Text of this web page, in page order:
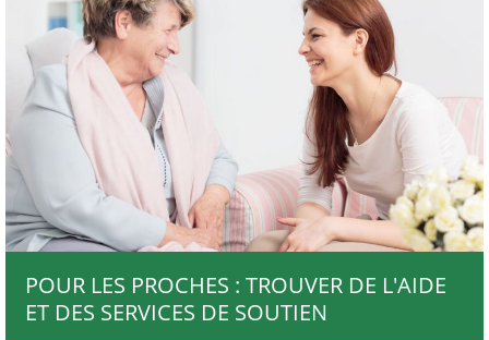
POUR LES PROCHES : TROUVER DE L'AIDE
ET DES SERVICES DE SOUTIEN